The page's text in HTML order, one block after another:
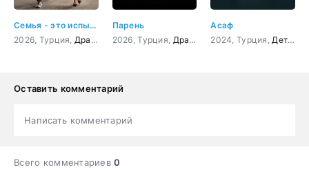
Семья - это испытание
2026, Турция, Драма
Парень
2026, Турция, Драма Мелодрама
Асаф
2024, Турция, Детектив
Оставить комментарий
Написать комментарий
Всего комментариев0